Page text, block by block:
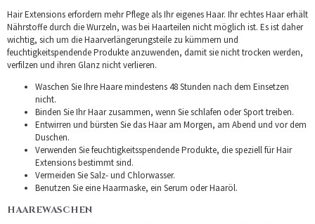
Hair Extensions erfordern mehr Pflege als Ihr eigenes Haar. Ihr echtes Haar erhält
Nährstoffe durch die Wurzeln, was bei Haarteilen nicht möglich ist. Es ist daher
wichtig, sich um die Haarverlängerungsteile zu kümmern und
feuchtigkeitspendende Produkte anzuwenden, damit sie nicht trocken werden,
verfilzen und ihren Glanz nicht verlieren.
Waschen Sie Ihre Haare mindestens 48 Stunden nach dem Einsetzen
nicht.
Binden Sie Ihr Haar zusammen, wenn Sie schlafen oder Sport treiben.
Entwirren und bürsten Sie das Haar am Morgen, am Abend und vor dem
Duschen.
Verwenden Sie feuchtigkeitsspendende Produkte, die speziell für Hair
Extensions bestimmt sind.
Vermeiden Sie Salz- und Chlorwasser.
Benutzen Sie eine Haarmaske, ein Serum oder Haaröl.
HAAREWASCHEN